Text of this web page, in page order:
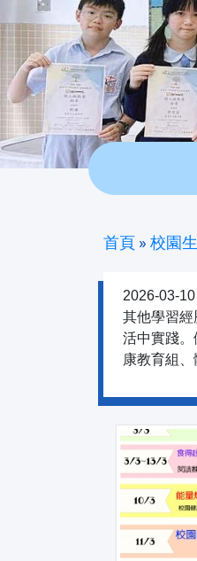
首頁 » 校園
2026-03-10
其他學習
活中實踐
康教育組